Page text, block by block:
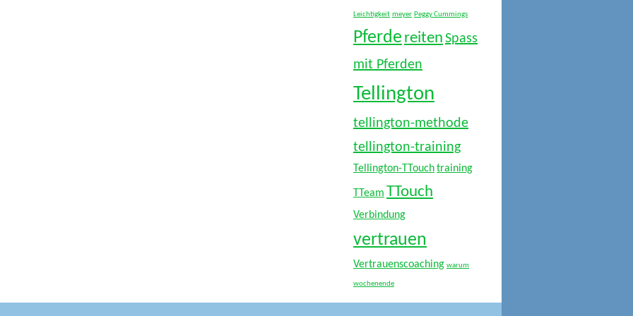
Leichtigkeit meyer Peggy Cummings
Pferde reiten Spass
mit Pferden
Tellington
tellington-methode
tellington-training
Tellington-TTouchtraining
TTeam TTouch
Verbindung
vertrauen
Vertrauenscoaching warum
wochenende